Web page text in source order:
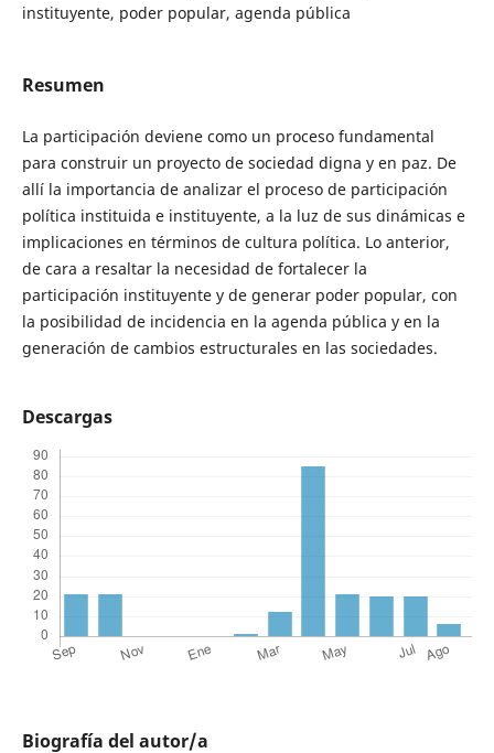
instituyente, poder popular, agenda pública
Resumen
La participación deviene como un proceso fundamental
para construir un proyecto de sociedad digna y en paz. De
allí la importancia de analizar el proceso de participación
política instituida e instituyente, a la luz de sus dinámicas e
implicaciones en términos de cultura política. Lo anterior,
de cara a resaltar la necesidad de fortalecer la
participación instituyente y de generar poder popular, con
la posibilidad de incidencia en la agenda pública y en la
generación de cambios estructurales en las sociedades.
Descargas
Biografía del autor/a